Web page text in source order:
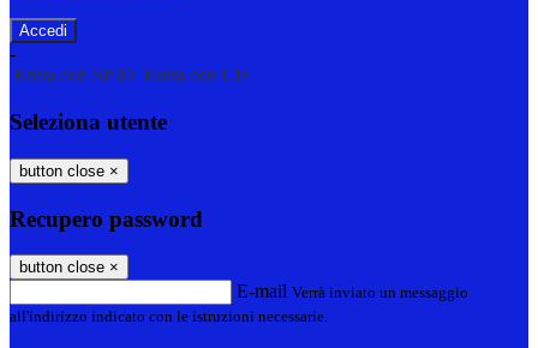
-
Entra con SPID Entra con CIE
Seleziona utente
button close ×
Recupero password
button close ×
E-mail Verrà inviato un messaggio
all'indirizzo indicato con le istruzioni necessarie.